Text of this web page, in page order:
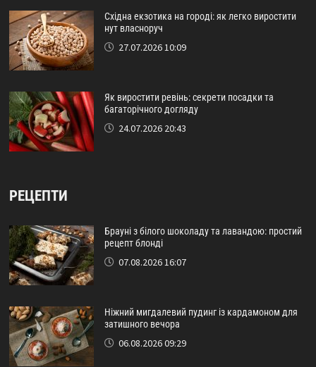
Східна екзотика на городі: як легко виростити
нут власноруч
27.07.2026 10:09
Як виростити ревінь: секрети посадки та
багаторічного догляду
24.07.2026 20:43
РЕЦЕПТИ
Брауні з білого шоколаду та лавандою: простий
рецепт блонді
07.08.2026 16:07
Ніжний мигдалевий пудинг із кардамоном для
затишного вечора
06.08.2026 09:29